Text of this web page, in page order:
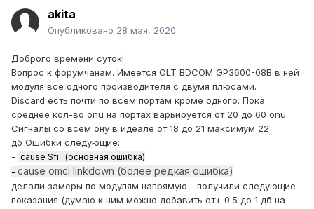
akita
Опубликовано 28 мая, 2020
Доброго времени суток!
Вопрос к форумчанам. Имеется OLT BDCOM GP3600-08B в ней
модуля все одного производителя с двумя плюсами.
Discard есть почти по всем портам кроме одного. Пока
среднее кол-во onu на портах варьируется от 20 до 60 onu.
Сигналы со всем ону в идеале от 18 до 21 максимум 22
дб Ошибки следующие:
- cause Sfi. (основная ошибка)
- cause omci linkdown (более редкая ошибка)
делали замеры по модулям напрямую - получили следующие
показания (думаю к ним можно добавить от+ 0.5 до 1 дб на